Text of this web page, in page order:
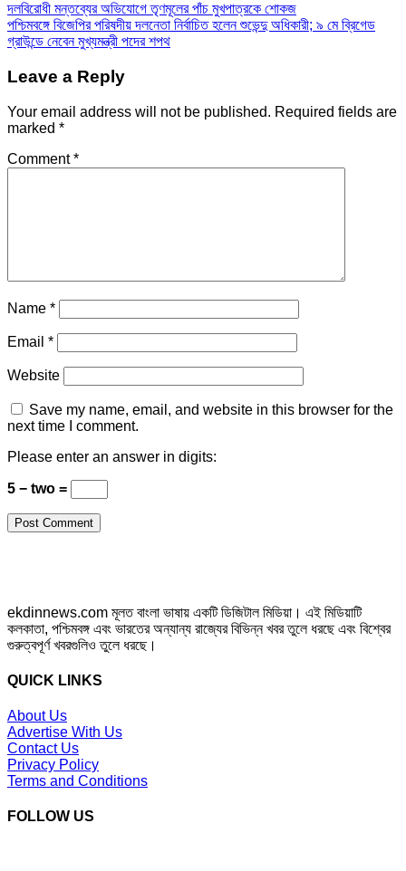
দলবিরোধী মন্তব্যের অভিযোগে তৃণমূলের পাঁচ মুখপাত্রকে শোকজ
পশ্চিমবঙ্গে বিজেপির পরিষদীয় দলনেতা নির্বাচিত হলেন শুভেন্দু অধিকারী; ৯ মে ব্রিগেড
গ্রাউন্ডে নেবেন মুখ্যমন্ত্রী পদের শপথ
Leave a Reply
Your email address will not be published. Required fields are
marked *
Comment*
Name *
Email *
Website
Save my name, email, and website in this browser for the
next time I comment.
Please enter an answer in digits:
5 − two =
ekdinnews.com মূলত বাংলা ভাষায় একটি ডিজিটাল মিডিয়া। এই মিডিয়াটি
কলকাতা, পশ্চিমবঙ্গ এবং ভারতের অন্যান্য রাজ্যের বিভিন্ন খবর তুলে ধরছে এবং বিশ্বের
গুরুত্বপূর্ণ খবরগুলিও তুলে ধরছে।
QUICK LINKS
About Us
Advertise With Us
Contact Us
Privacy Policy
Terms and Conditions
FOLLOW US